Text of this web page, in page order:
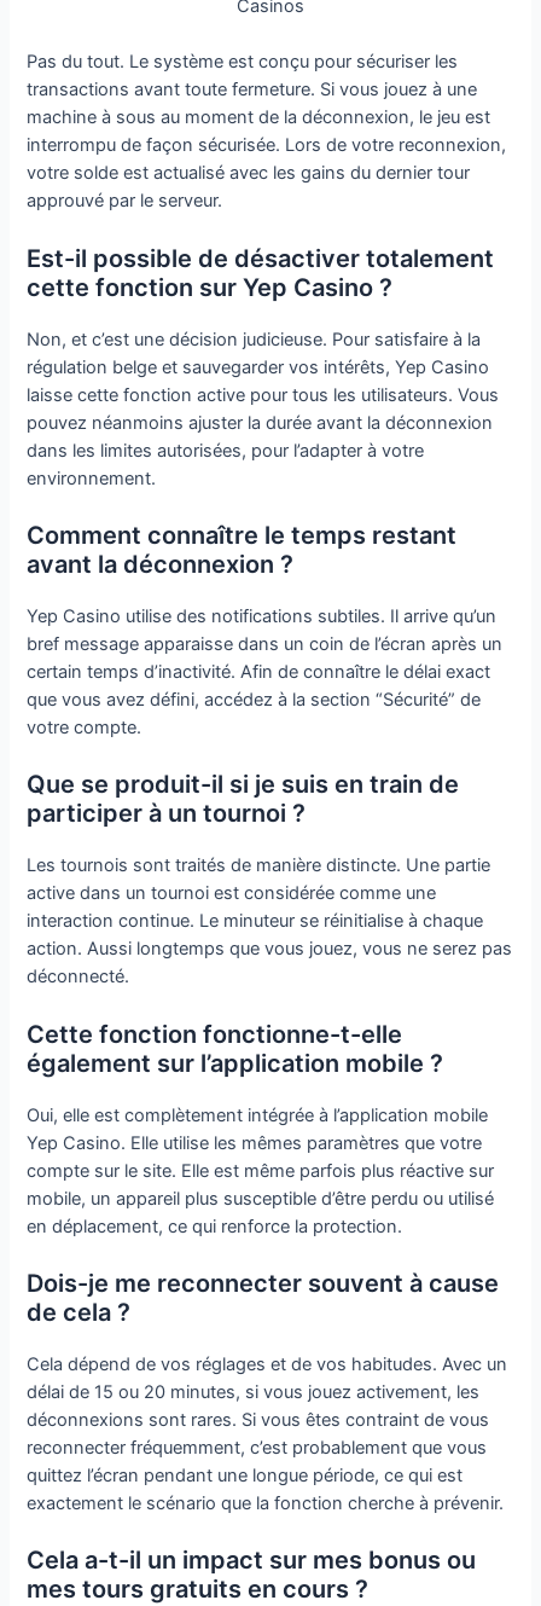
Pas du tout. Le système est conçu pour sécuriser les
transactions avant toute fermeture. Si vous jouez à une
machine à sous au moment de la déconnexion, le jeu est
interrompu de façon sécurisée. Lors de votre reconnexion,
votre solde est actualisé avec les gains du dernier tour
approuvé par le serveur.
Est-il possible de désactiver totalement
cette fonction sur Yep Casino ?
Non, et c’est une décision judicieuse. Pour satisfaire à la
régulation belge et sauvegarder vos intérêts, Yep Casino
laisse cette fonction active pour tous les utilisateurs. Vous
pouvez néanmoins ajuster la durée avant la déconnexion
dans les limites autorisées, pour l’adapter à votre
environnement.
Comment connaître le temps restant
avant la déconnexion ?
Yep Casino utilise des notifications subtiles. Il arrive qu’un
bref message apparaisse dans un coin de l’écran après un
certain temps d’inactivité. Afin de connaître le délai exact
que vous avez défini, accédez à la section “Sécurité” de
votre compte.
Que se produit-il si je suis en train de
participer à un tournoi ?
Les tournois sont traités de manière distincte. Une partie
active dans un tournoi est considérée comme une
interaction continue. Le minuteur se réinitialise à chaque
action. Aussi longtemps que vous jouez, vous ne serez pas
déconnecté.
Cette fonction fonctionne-t-elle
également sur l’application mobile ?
Oui, elle est complètement intégrée à l’application mobile
Yep Casino. Elle utilise les mêmes paramètres que votre
compte sur le site. Elle est même parfois plus réactive sur
mobile, un appareil plus susceptible d’être perdu ou utilisé
en déplacement, ce qui renforce la protection.
Dois-je me reconnecter souvent à cause
de cela ?
Cela dépend de vos réglages et de vos habitudes. Avec un
délai de 15 ou 20 minutes, si vous jouez activement, les
déconnexions sont rares. Si vous êtes contraint de vous
reconnecter fréquemment, c’est probablement que vous
quittez l’écran pendant une longue période, ce qui est
exactement le scénario que la fonction cherche à prévenir.
Cela a-t-il un impact sur mes bonus ou
mes tours gratuits en cours ?